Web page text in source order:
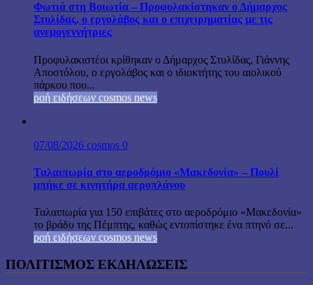
Φωτιά στη Βοιωτία – Προφυλακίστηκαν ο Δήμαρχος
Στυλίδας, ο εργολάβος και ο επιχειρηματίας με τις
ανεμογεννήτριες
Προφυλακιστέοι κρίθηκαν ο Δήμαρχος Στυλίδας, Γιάννης
Αποστόλου, ο εργολάβος και ο ιδιοκτήτης του αιολικού
πάρκου που...
ροή ειδήσεων cosmos news
07/08/2026 cosmos 0
Ταλαιπωρία στο αεροδρόμιο «Μακεδονία» – Πουλί
μπήκε σε κινητήρα αεροπλάνου
Ταλαιπωρία για 150 επιβάτες στο αεροδρόμιο «Μακεδονία»
το βράδυ της Πέμπτης, καθώς εντοπίστηκε ένα πτηνό σε...
ροή ειδήσεων cosmos news
ΠΟΛΙΤΙΣΜΟΣ ΕΚΔΗΛΩΣΕΙΣ